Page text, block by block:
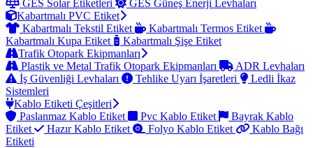
GES Solar Etiketleri
GES Güneş Enerji Levhaları
Kabartmalı PVC Etiket
Kabartmalı Tekstil Etiket
Kabartmalı Termos Etiket
Kabartmalı Kupa Etiket
Kabartmalı Şişe Etiket
Trafik Otopark Ekipmanları
Plastik ve Metal Trafik Otopark Ekipmanları
ADR Levhaları
İş Güvenliği Levhaları
Tehlike Uyarı İşaretleri
Ledli İkaz
Sistemleri
Kablo Etiketi Çeşitleri
Paslanmaz Kablo Etiket
Pvc Kablo Etiket
Bayrak Kablo
Etiket
Hazır Kablo Etiket Folyo Kablo Etiket
Kablo Bağı
Etiketi